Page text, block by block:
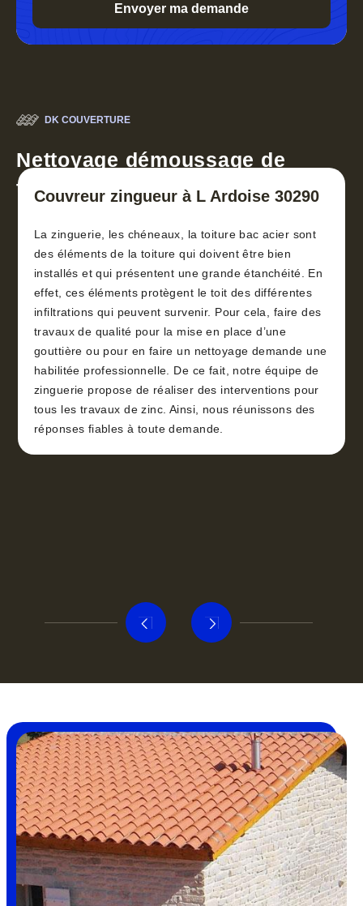
DK COUVERTURE
Nettoyage démoussage de
toiture 30
Couvreur zingueur à L Ardoise 30290
La zinguerie, les chéneaux, la toiture bac acier sont
des éléments de la toiture qui doivent être bien
installés et qui présentent une grande étanchéité. En
effet, ces éléments protègent le toit des différentes
infiltrations qui peuvent survenir. Pour cela, faire des
travaux de qualité pour la mise en place d’une
gouttière ou pour en faire un nettoyage demande une
habilitée professionnelle. De ce fait, notre équipe de
zinguerie propose de réaliser des interventions pour
tous les travaux de zinc. Ainsi, nous réunissons des
réponses fiables à toute demande.